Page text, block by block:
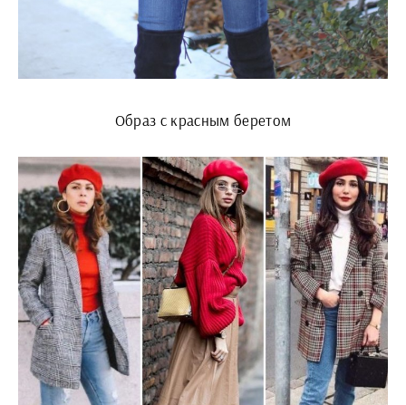
Образ с красным беретом